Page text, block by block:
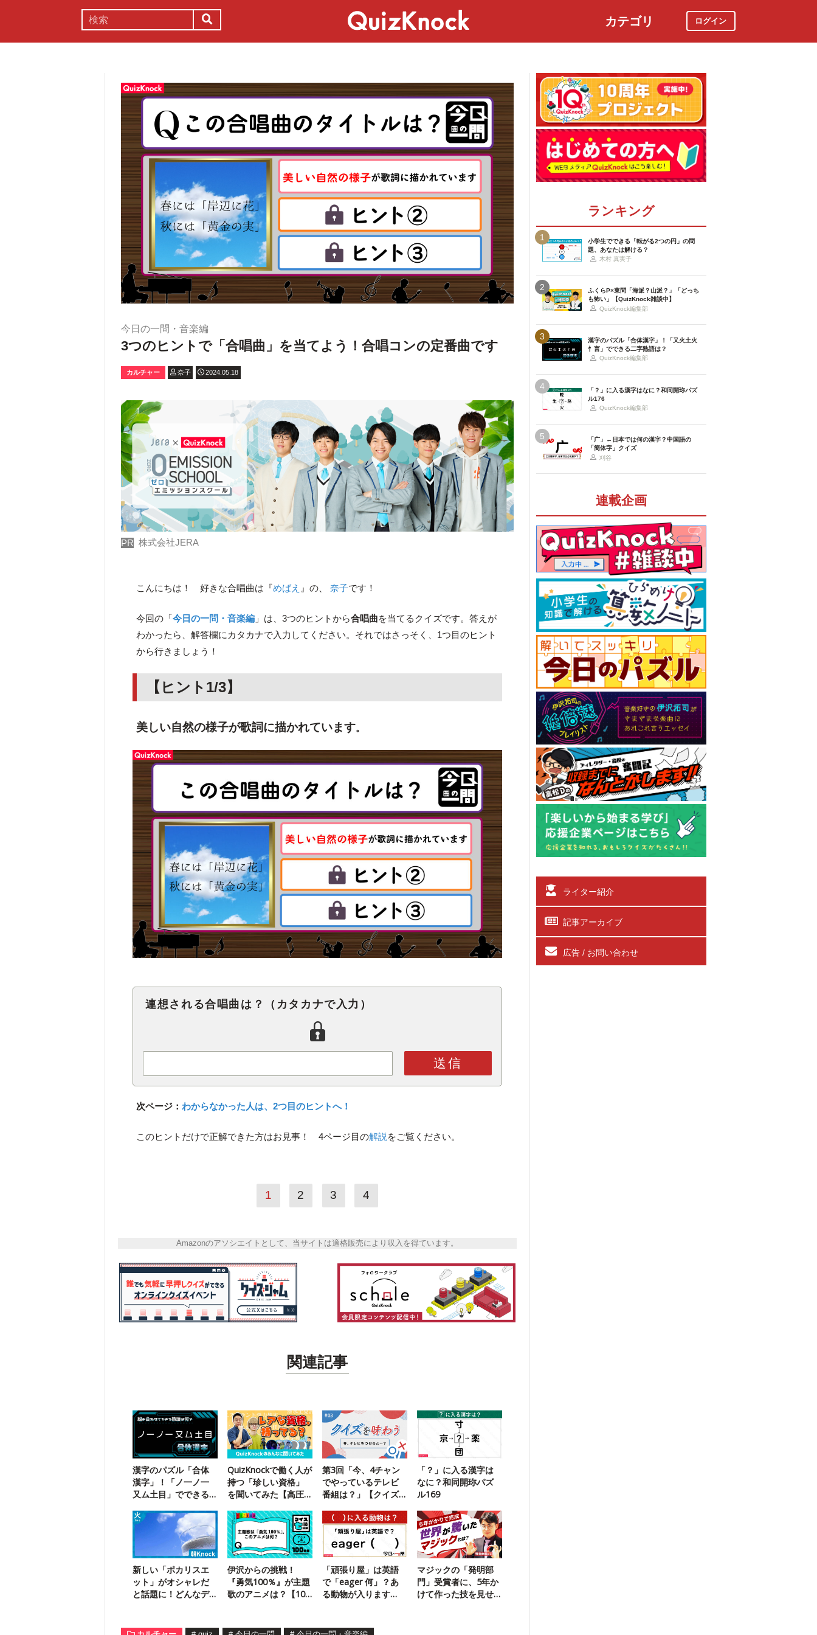
カテゴリ ログイン
今日の一問・音楽編
3つのヒントで「合唱曲」を当てよう！合唱コンの定番曲です
カルチャー 奈子 2024.05.18
PR 株式会社JERA
こんにちは！ 好きな合唱曲は『めばえ 』の、奈子です！
今回の「今日の一問・音楽編 」は、3つのヒントから合唱曲を当てるクイズです。答えが
わかったら、解答欄にカタカナで入力してください。それではさっそく、1つ目のヒント
から行きましょう！
【ヒント1/3】
美しい自然の様子が歌詞に描かれています。
連想される合唱曲は？（カタカナで入力）
送信
次ページ：わからなかった人は、2つ目のヒントへ！
このヒントだけで正解できた方はお見事！ 4ページ目の解説 をご覧ください。
1 2 3 4
Amazonのアソシエイトとして、当サイトは適格販売により収入を得ています。
関連記事
漢字のパズル「合体
漢字」！「ノ一ノ一
又ム土目」でできる
QuizKnockで働く人が
持つ「珍しい資格」
を聞いてみた【高圧
免状】
第3回「今、4チャン
でやっているテレビ
番組は？」【クイズ
「？」に入る漢字は
なに？和同開珎パズ
ル169
新しい「ポカリスエ
ット」がオシャレだ
と話題に！どんなデ
伊沢からの挑戦！
『勇気100％』が主題
歌のアニメは？【100
「頑張り屋」は英語
で「eager 何」？あ
る動物が入ります
マジックの「発明部
門」受賞者に、5年か
けて作った技を見せ
ランキング
1
小学生でできる「転がる2つの円」の問
題、あなたは解ける？
木村 真実子
2
ふくらP×東問「海派？山派？」「どっち
も怖い」【QuizKnock雑談中】
QuizKnock編集部
3
漢字のパズル「合体漢字」！「又火土火
忄言」でできる二字熟語は？
QuizKnock編集部
4
「？」に入る漢字はなに？和同開珎パズ
ル176
QuizKnock編集部
5
「广」←日本では何の漢字？中国語の
「簡体字」クイズ
刈谷
連載企画
ライター紹介
記事アーカイブ
広告 / お問い合わせ